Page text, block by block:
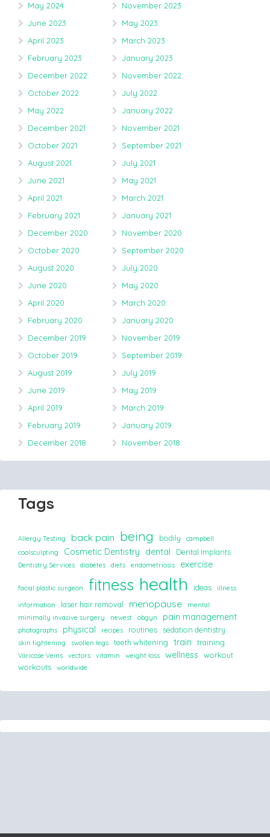
May 2024
November 2023
June 2023
May 2023
April 2023
March 2023
February 2023
January 2023
December 2022
November 2022
October 2022
July 2022
May 2022
January 2022
December 2021
November 2021
October 2021
September 2021
August 2021
July 2021
June 2021
May 2021
April 2021
March 2021
February 2021
January 2021
December 2020
November 2020
October 2020
September 2020
August 2020
July 2020
June 2020
May 2020
April 2020
March 2020
February 2020
January 2020
December 2019
November 2019
October 2019
September 2019
August 2019
July 2019
June 2019
May 2019
April 2019
March 2019
February 2019
January 2019
December 2018
November 2018
Tags
Allergy Testing back pain being bodily
campbell
coolsculpting
Cosmetic Dentistry dental Dental Implants
Dentistry Services diabetes diets endometriosis exercise
facial plastic surgeon fitness health ideas
illness
information
laser hair removal menopause
mental
minimally invasive surgery
newest obgyn pain management
photographs physical recipes routines sedation dentistry
skin tightening swollen legs teeth whitening train training
Varicose Veins vectors vitamin weight loss wellness
workout
workouts
worldwide